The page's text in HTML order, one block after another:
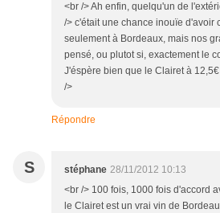
<br /> Ah enfin, quelqu'un de
/> c'était une chance inouïe d'avoir
seulement à Bordeaux, mais nos
pensé, ou plutot si, exactement le
J'éspère bien que le Clairet à
/>
Répondre
S stéphane 28/11/2012 10:13
<br /> 100 fois, 1000 fois d'accord
le Clairet est un vrai vin de